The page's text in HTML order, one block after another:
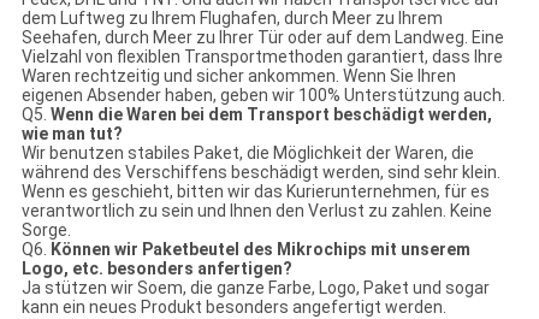
dem Luftweg zu Ihrem Flughafen, durch Meer zu Ihrem
Seehafen, durch Meer zu Ihrer Tür oder auf dem Landweg. Eine
Vielzahl von flexiblen Transportmethoden garantiert, dass Ihre
Waren rechtzeitig und sicher ankommen. Wenn Sie Ihren
eigenen Absender haben, geben wir 100% Unterstützung auch.
Q5. Wenn die Waren bei dem Transport beschädigt werden,
wie man tut?
Wir benutzen stabiles Paket, die Möglichkeit der Waren, die
während des Verschiffens beschädigt werden, sind sehr klein.
Wenn es geschieht, bitten wir das Kurierunternehmen, für es
verantwortlich zu sein und Ihnen den Verlust zu zahlen. Keine
Sorge.
Q6.
Können wir Paketbeutel des Mikrochips mit unserem
Logo, etc. besonders anfertigen?
Ja stützen wir Soem, die ganze Farbe, Logo, Paket und sogar
kann ein neues Produkt besonders angefertigt werden.